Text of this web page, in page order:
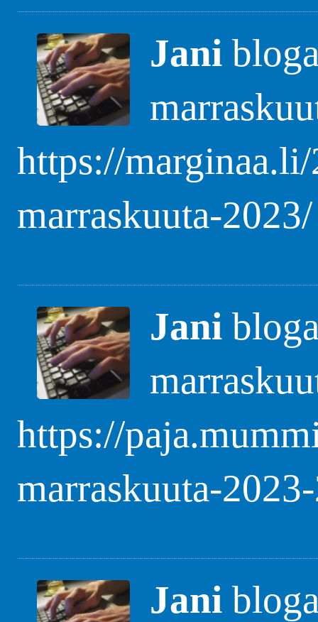
Jani
https://
marraskuuta-2023/
Jani
https://
marraskuuta-
Jani